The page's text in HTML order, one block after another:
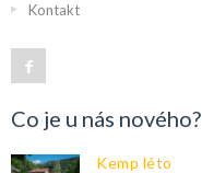
Kontakt
Co je u nás nového?
Kemp léto